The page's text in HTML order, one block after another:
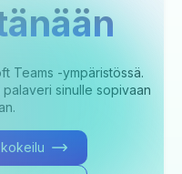
Teams -ympäristössä.
sinulle sopivaan